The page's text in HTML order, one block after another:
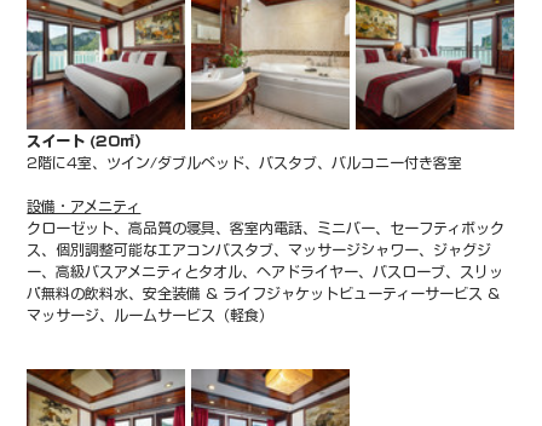
スイート (20㎡）
2階に4室、ツイン/ダブルベッド、バスタブ、バルコニー付き客室
設備・アメニティ
クローゼット、高品質の寝具、客室内電話、ミニバー、セーフティボック
ス、個別調整可能なエアコンバスタブ、マッサージシャワー、ジャグジ
ー、高級バスアメニティとタオル、ヘアドライヤー、バスローブ、スリッ
パ無料の飲料水、安全装備 & ライフジャケットビューティーサービス &
マッサージ、ルームサービス（軽食）